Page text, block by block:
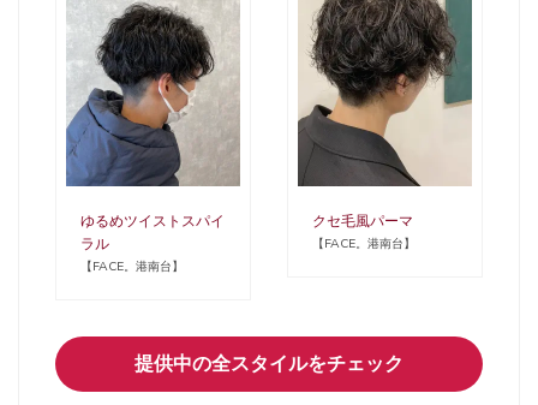
ゆるめツイストスパイ
ラル
【FACE。港南台】
クセ毛風パーマ
【FACE。港南台】
提供中の全スタイルをチェック